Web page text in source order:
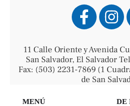
11 Calle Oriente y Avenida
San Salvador, El Salvador
Fax: (503) 2231-7869 (1
de San
MENÚ DE